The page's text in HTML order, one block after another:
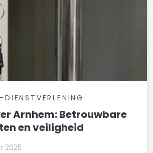
Arnhem: Betrouwbare
en veiligheid
2025